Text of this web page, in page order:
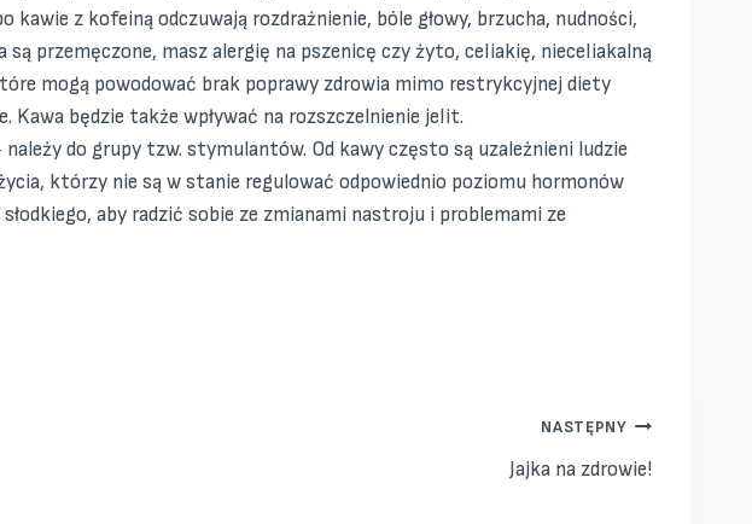
z kofeiną odczuwają rozdrażnienie, bóle głowy, brzucha, nudności,
przemęczone, masz alergię na pszenicę czy żyto, celiakię, nieceliakalną
mogą powodować brak poprawy zdrowia mimo restrykcyjnej diety
Kawa będzie także wpływać na rozszczelnienie jelit.
do grupy tzw. stymulantów. Od kawy często są uzależnieni ludzie
którzy nie są w stanie regulować odpowiednio poziomu hormonów
aby radzić sobie ze zmianami nastroju i problemami ze
NASTĘPNY
Jajka na zdrowie!